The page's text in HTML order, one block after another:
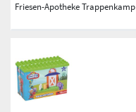
Friesen-Apotheke Trappenkamp